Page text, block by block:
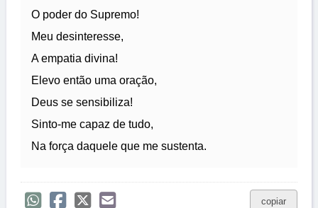
O poder do Supremo!
Meu desinteresse,
A empatia divina!
Elevo então uma oração,
Deus se sensibiliza!
Sinto-me capaz de tudo,
Na força daquele que me sustenta.
copiar